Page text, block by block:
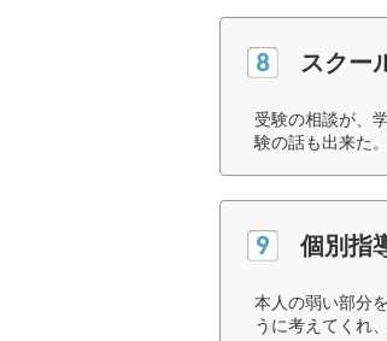
スクー
受験の相談が、
験の話も出来た
個別指
本人の弱い部分
うに考えてくれ